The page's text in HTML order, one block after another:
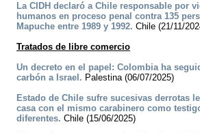
La CIDH declaró a Chile responsable por
humanos en proceso penal contra 135
Mapuche entre 1989 y 1992. Chile (21/11/
Tratados de libre comercio
Un decreto en el papel: Colombia ha
carbón a Israel. Palestina (06/07/2025)
Estado de Chile sufre sucesivas derrotas
casa con el mismo carabinero como
diferentes. Chile (15/06/2025)